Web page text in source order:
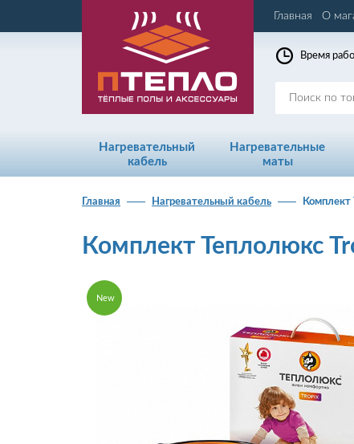
Главная О
Время
Нагревательный
кабель
Нагревательные
маты
Главная Нагревательный кабель
Комплект Теплолюкс
New